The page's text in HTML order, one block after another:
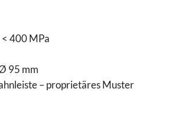
< 400 MPa
95 mm
– proprietäres Muster